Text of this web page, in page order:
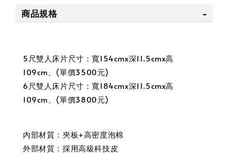
商品規格
5尺雙人床片尺寸：寬154cmx深11.5cmx高
109cm、(單價3500元)
6尺雙人床片尺寸：寬184cmx深11.5cmx高
109cm、(單價3800元)
內部材質：夾板+高密度泡棉
外部材質：採用高級科技皮